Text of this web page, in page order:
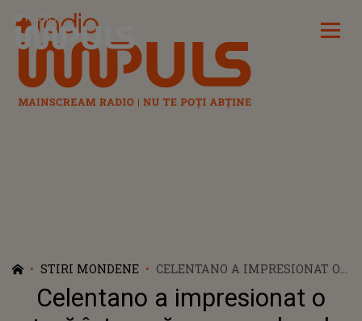
Radio Impuls
STIRI MONDENE
CELENTANO A IMPRESIONAT O
ȚARĂ ÎNTREAGĂ CU
MONOLOGUL SĂU: „TRĂIM
Celentano a impresionat o